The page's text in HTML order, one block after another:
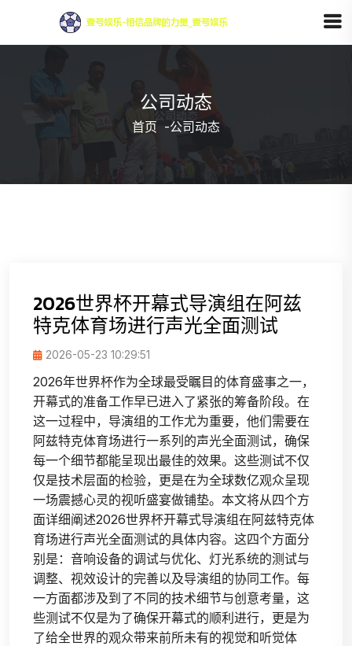
公司动态
首页 -公司动态
2026世界杯开幕式导演组在阿兹
特克体育场进行声光全面测试
2026-05-23 10:29:51
2026年世界杯作为全球最受瞩目的体育盛事之一，
开幕式的准备工作早已进入了紧张的筹备阶段。在
这一过程中，导演组的工作尤为重要，他们需要在
阿兹特克体育场进行一系列的声光全面测试，确保
每一个细节都能呈现出最佳的效果。这些测试不仅
仅是技术层面的检验，更是在为全球数亿观众呈现
一场震撼心灵的视听盛宴做铺垫。本文将从四个方
面详细阐述2026世界杯开幕式导演组在阿兹特克体
育场进行声光全面测试的具体内容。这四个方面分
别是：音响设备的调试与优化、灯光系统的测试与
调整、视效设计的完善以及导演组的协同工作。每
一方面都涉及到了不同的技术细节与创意考量，这
些测试不仅是为了确保开幕式的顺利进行，更是为
了给全世界的观众带来前所未有的视觉和听觉体